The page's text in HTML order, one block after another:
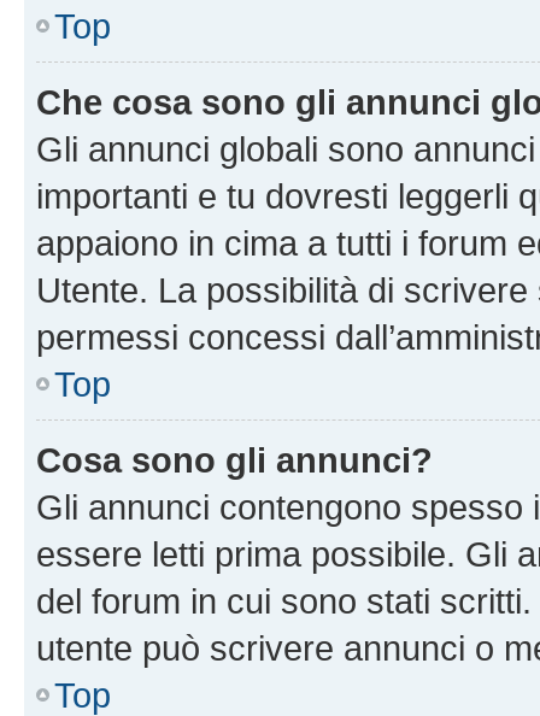
Top
Che cosa sono gli annunci
Gli annunci globali sono
importanti e tu dovresti leggerli
appaiono in cima a tutti i forum
Utente. La possibilità di
permessi concessi
Top
Cosa sono gli annunci?
Gli annunci contengono
essere letti prima possibile. Gli
del forum in cui sono stati
utente può scrivere annunci o
Top